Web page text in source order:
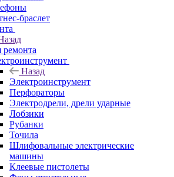
браслет
ремонта
Назад
Электроинструмент
Перфораторы
Электродрели, дрели ударные
Лобзики
Рубанки
Точила
Шлифовальные электрические
машины
Клеевые пистолеты